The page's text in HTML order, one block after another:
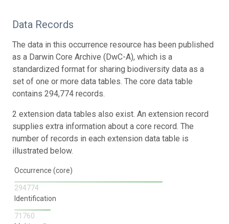
Data Records
The data in this occurrence resource has been published
as a Darwin Core Archive (DwC-A), which is a
standardized format for sharing biodiversity data as a
set of one or more data tables. The core data table
contains 294,774 records.
2 extension data tables also exist. An extension record
supplies extra information about a core record. The
number of records in each extension data table is
illustrated below.
Occurrence (core)
294774
Identification
71760